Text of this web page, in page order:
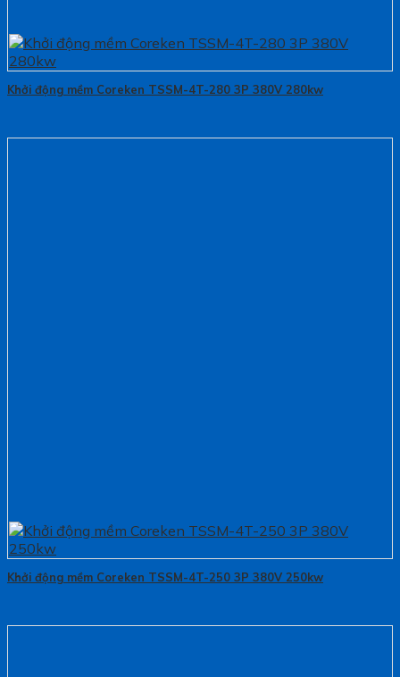
Khởi động mềm Coreken TSSM-4T-280 3P 380V 280kw
Khởi động mềm Coreken TSSM-4T-250 3P 380V 250kw